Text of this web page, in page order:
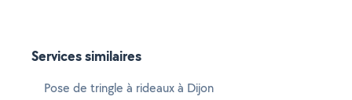
Services similaires
Pose de tringle à rideaux à Dijon